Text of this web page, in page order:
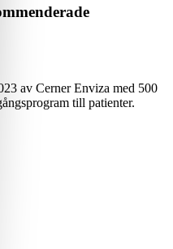
av Cerner Enviza med 500
till patienter.